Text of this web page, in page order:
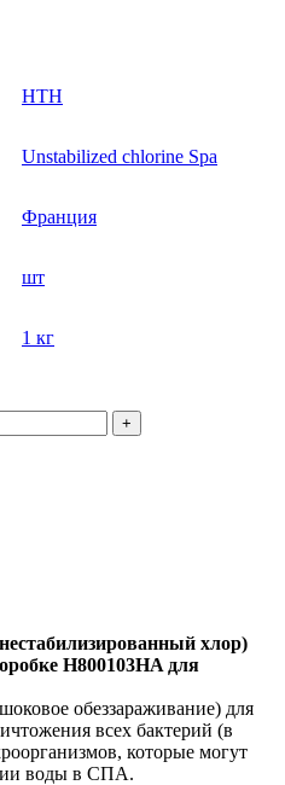
HTH
Unstabilized chlorine Spa
Франция
шт
1 кг
хлор)
H800103HA для
обеззараживание) для
всех бактерий (в
которые могут
воды в СПА.